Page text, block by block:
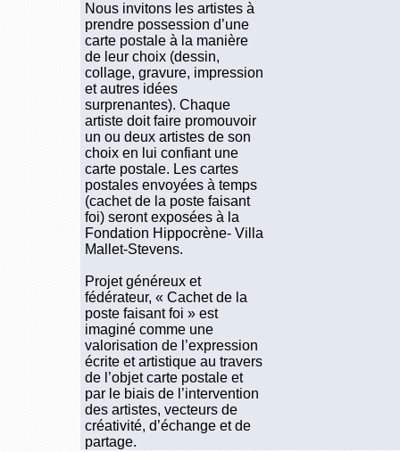
Nous invitons les artistes à
prendre possession d’une
carte postale à la manière
de leur choix (dessin,
collage, gravure, impression
et autres idées
surprenantes). Chaque
artiste doit faire promouvoir
un ou deux artistes de son
choix en lui confiant une
carte postale. Les cartes
postales envoyées à temps
(cachet de la poste faisant
foi) seront exposées à la
Fondation Hippocrène- Villa
Mallet-Stevens.
Projet généreux et
fédérateur, « Cachet de la
poste faisant foi » est
imaginé comme une
valorisation de l’expression
écrite et artistique au travers
de l’objet carte postale et
par le biais de l’intervention
des artistes, vecteurs de
créativité, d’échange et de
partage.